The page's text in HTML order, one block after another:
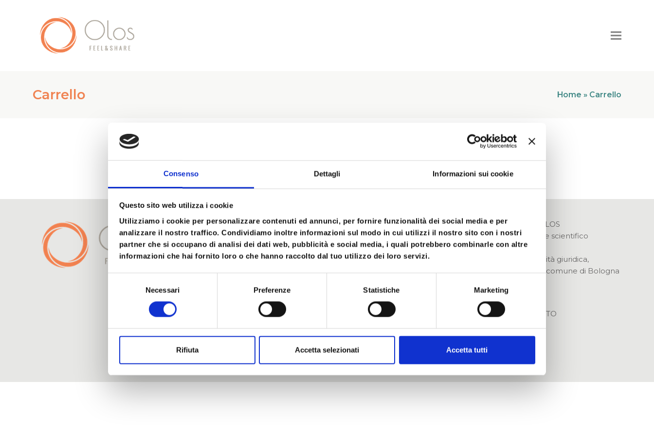
Consenso Dettagli Informazioni sui cookie
Questo sito web utilizza i cookie
Utilizziamo i cookie per personalizzare contenuti ed annunci, per fornire funzionalità dei social media e per
analizzare il nostro traffico. Condividiamo inoltre informazioni sul modo in cui utilizzi il nostro sito con i nostri
partner che si occupano di analisi dei dati web, pubblicità e social media, i quali potrebbero combinarle con altre
informazioni che hai fornito loro o che hanno raccolto dal tuo utilizzo dei loro servizi.
Necessari Preferenze Statistiche Marketing
Rifiuta Accetta selezionati Accetta tutti
Carrello Home » Carrello
Ritorna al negozio
Via Marsala, 28 – 40126 Bologna
info@associazioneolos.com
Archivi
Archivi
Olos su Facebook
Olos su Youtube
L’associazione OLOS
è un’associazione scientifico
culturale
priva di personalità giuridica,
che ha sede nel comune di Bologna
LEGGI LO STATUTO
Area Riservata